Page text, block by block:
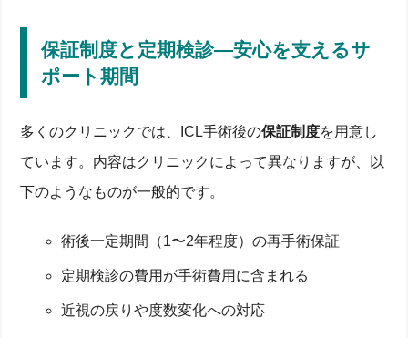
保証制度と定期検診―安心を支えるサ
ポート期間
多くのクリニックでは、ICL手術後の保証制度を用意し
ています。内容はクリニックによって異なりますが、以
下のようなものが一般的です。
術後一定期間（1〜2年程度）の再手術保証
定期検診の費用が手術費用に含まれる
近視の戻りや度数変化への対応